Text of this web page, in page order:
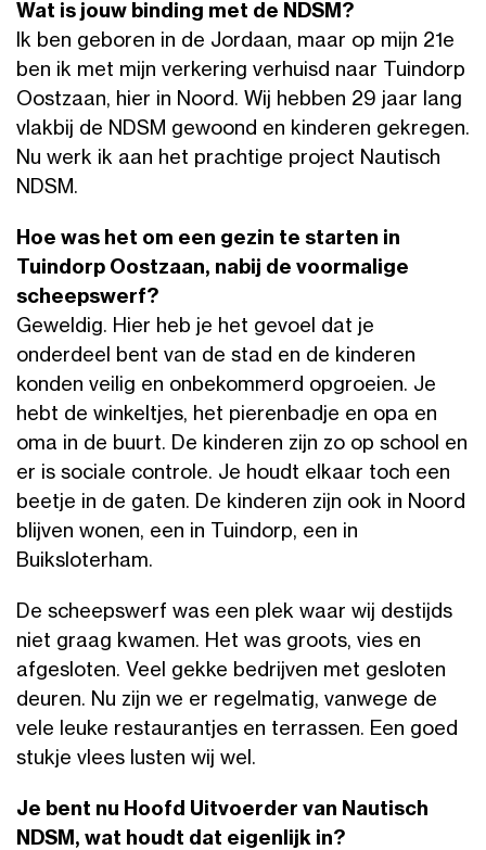
Wat is jouw binding met de NDSM?
Ik ben geboren in de Jordaan, maar op mijn 21e
ben ik met mijn verkering verhuisd naar Tuindorp
Oostzaan, hier in Noord. Wij hebben 29 jaar lang
vlakbij de NDSM gewoond en kinderen gekregen.
Nu werk ik aan het prachtige project Nautisch
NDSM.
Hoe was het om een gezin te starten in
Tuindorp Oostzaan, nabij de voormalige
scheepswerf?
Geweldig. Hier heb je het gevoel dat je
onderdeel bent van de stad en de kinderen
konden veilig en onbekommerd opgroeien. Je
hebt de winkeltjes, het pierenbadje en opa en
oma in de buurt. De kinderen zijn zo op school en
er is sociale controle. Je houdt elkaar toch een
beetje in de gaten. De kinderen zijn ook in Noord
blijven wonen, een in Tuindorp, een in
Buiksloterham.
De scheepswerf was een plek waar wij destijds
niet graag kwamen. Het was groots, vies en
afgesloten. Veel gekke bedrijven met gesloten
deuren. Nu zijn we er regelmatig, vanwege de
vele leuke restaurantjes en terrassen. Een goed
stukje vlees lusten wij wel.
Je bent nu Hoofd Uitvoerder van Nautisch
NDSM, wat houdt dat eigenlijk in?